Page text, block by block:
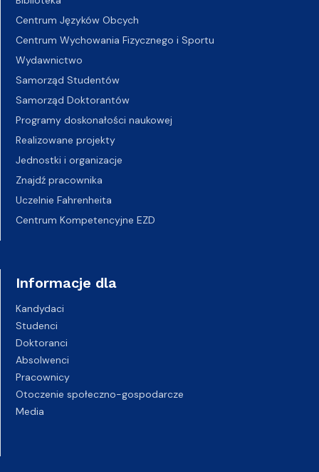
Centrum Języków Obcych
Centrum Wychowania Fizycznego i Sportu
Wydawnictwo
Samorząd Studentów
Samorząd Doktorantów
Programy doskonałości naukowej
Realizowane projekty
Jednostki i organizacje
Znajdź pracownika
Uczelnie Fahrenheita
Centrum Kompetencyjne EZD
Informacje dla
Kandydaci
Studenci
Doktoranci
Absolwenci
Pracownicy
Otoczenie społeczno-gospodarcze
Media